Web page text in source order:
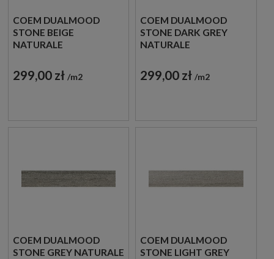
COEM DUALMOOD
STONE BEIGE
NATURALE
VAS212R PŁYTKI
GRESOWE KAMIENNE
299,00 zł m2
COEM DUALMOOD
STONE DARK GREY
NATURALE
VAS217R PŁYTKI
GRESOWE KAMIENNE
299,00 zł m2
COEM DUALMOOD
STONE GREY NATURALE
COEM DUALMOOD
STONE LIGHT GREY